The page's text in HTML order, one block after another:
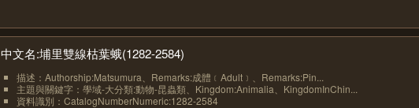
中文名:埔里雙線枯葉蛾(1282-2584)
描述：Authorship:Matsumura、Remarks:成體﹝Adult﹞、Remarks:Pin...
主題與關鍵字：學域-大分類:動物-昆蟲類、Kingdom:Animalia、KingdomInChin...
資料識別：CatalogNumberNumeric:1282-2584